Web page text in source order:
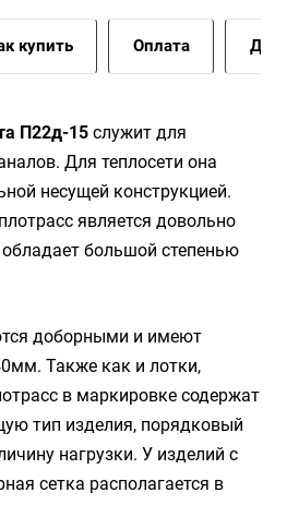
купить Оплата
П22д-15 служит для
Для теплосети она
несущей конструкцией.
является довольно
большой степенью
доборными и имеют
Также как и лотки,
в маркировке содержат
тип изделия, порядковый
нагрузки. У изделий с
сетка располагается в